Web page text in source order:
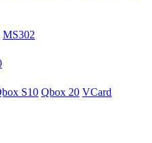
MS302
S10 Qbox 20 VCard